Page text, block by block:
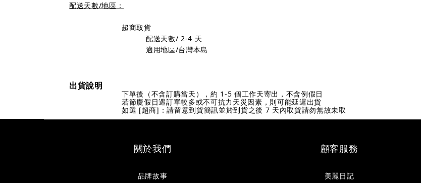
配送天數/地區：
超商取貨
配送天數/ 2-4 天
適用地區/台灣本島
出貨說明
下單後（不含訂購當天），約 1-5個工作天寄出，不含例假日
若節慶假日遇訂單較多或不可抗力天災因素，則可能延遲出貨
如選 [超商]：請留意到貨簡訊並於到貨之後 7 天內取貨請勿無故未取
關於我們
品牌故事
顧客服務
美麗日記